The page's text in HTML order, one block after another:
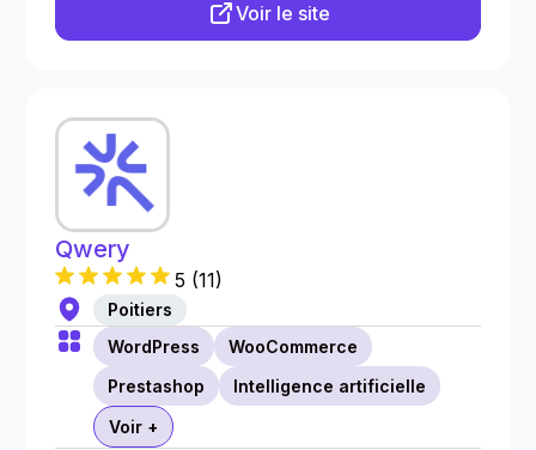
Voir le site
Qwery
5 (11)
Poitiers
WordPress
WooCommerce
Prestashop
Intelligence artificielle
Voir +